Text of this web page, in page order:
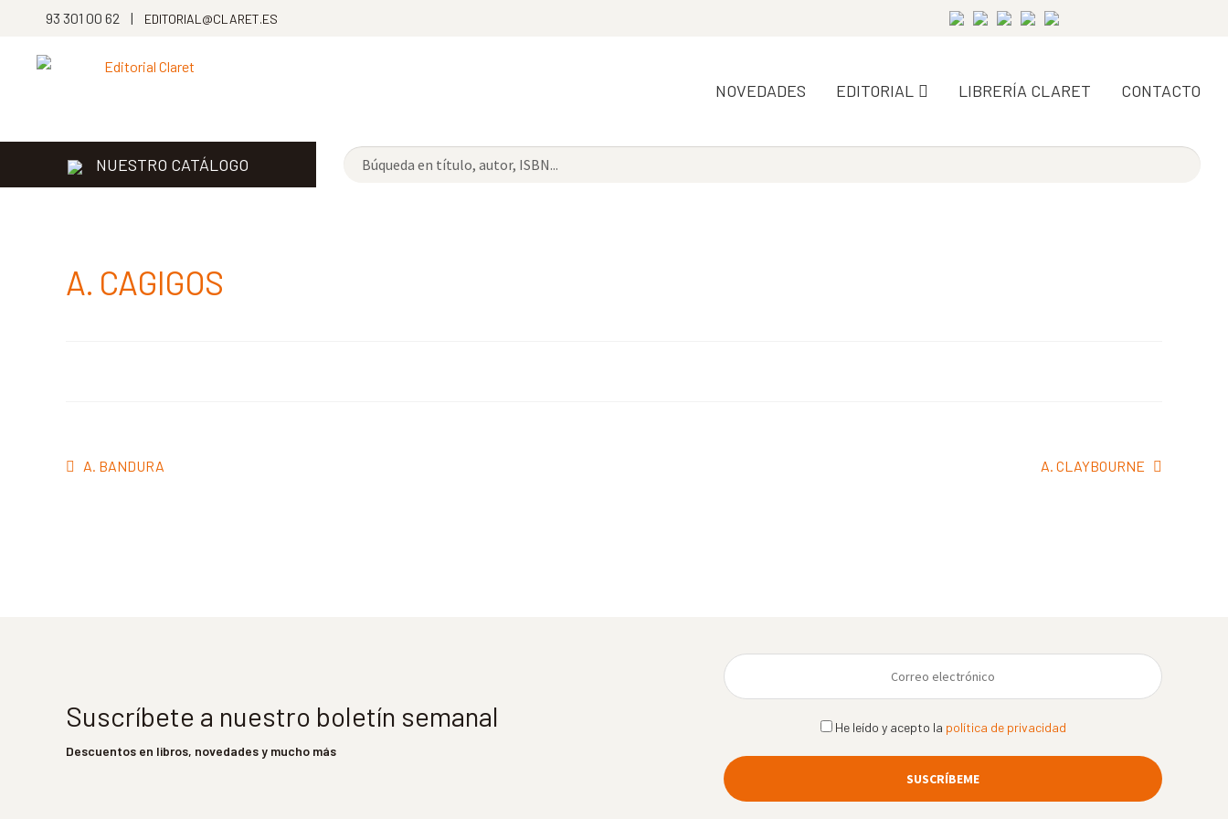
93 301 00 62 | EDITORIAL@CLARET.ES
NOVEDADES EDITORIAL LIBRERÍA CLARET CONTACTO
NUESTRO CATÁLOGO
A. CAGIGOS
Navegación
Anterior:
A. BANDURA Siguiente:
A. CLAYBOURNE
Suscríbete a nuestro boletín semanal
Descuentos en libros, novedades y mucho más
He leído y acepto la política de privacidad